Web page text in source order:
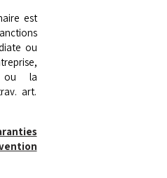
est
ou
ou la
art.